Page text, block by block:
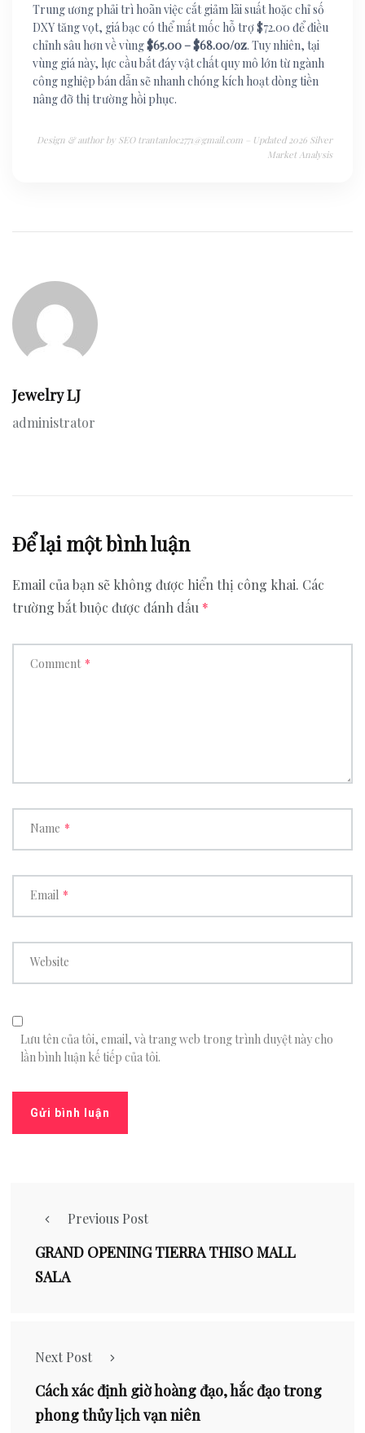
Trung ương phải trì hoãn việc cắt giảm lãi suất hoặc chỉ số
DXY tăng vọt, giá bạc có thể mất mốc hỗ trợ $72.00 để điều
chỉnh sâu hơn về vùng$65.00 – $68.00/oz. Tuy nhiên, tại
vùng giá này, lực cầu bắt đáy vật chất quy mô lớn từ ngành
công nghiệp bán dẫn sẽ nhanh chóng kích hoạt dòng tiền
nâng đỡ thị trường hồi phục.
Design & author by SEO trantanloc2771@gmail.com – Updated 2026 Silver
Market Analysis
Jewelry LJ
administrator
Để lại một bình luận
Email của bạn sẽ không được hiển thị công khai. Các
trường bắt buộc được đánh dấu *
Comment *
Name *
Email *
Website
Lưu tên của tôi, email, và trang web trong trình duyệt này cho
lần bình luận kế tiếp của tôi.
Previous Post
GRAND OPENING TIERRA THISO MALL
SALA
Next Post
Cách xác định giờ hoàng đạo, hắc đạo trong
phong thủy lịch vạn niên